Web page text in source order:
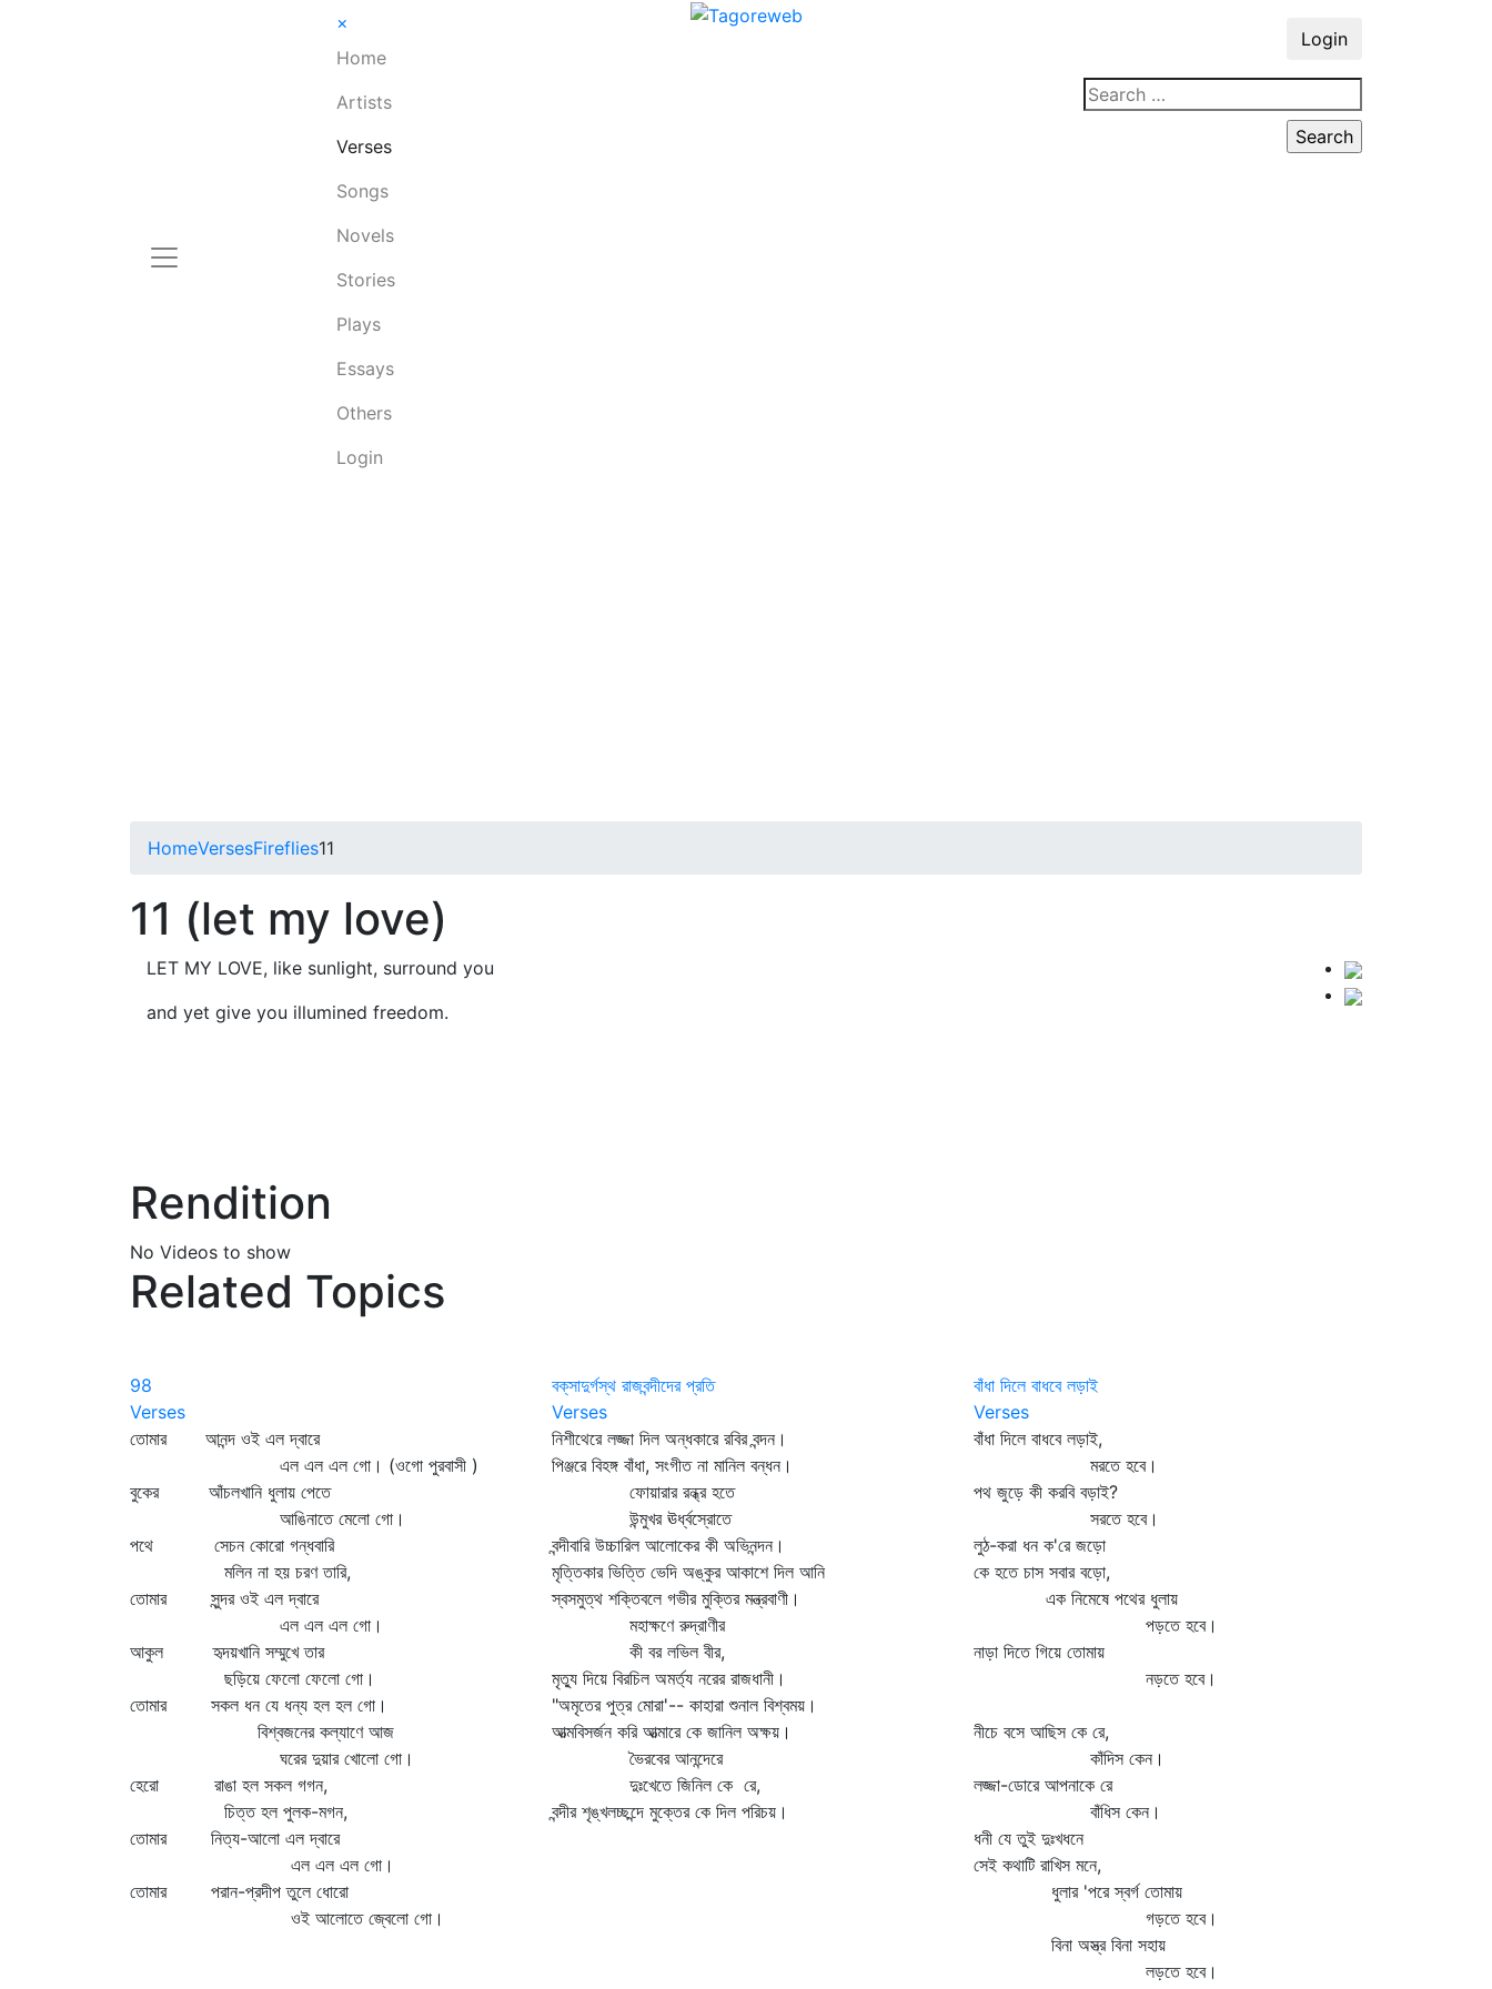
×
Home
Artists
Verses
Songs
Novels
Stories
Plays
Essays
Others
Login
Login
HomeVersesFireflies11
11 (let my love)
LET MY LOVE, like sunlight, surround you
and yet give you illumined freedom.
Rendition
No Videos to show
Related Topics
98
Verses
তোমার আনন্দ ওই এল দ্বারে
এল এল এল গো। (ওগো পুরবাসী )
বুকের আঁচলখানি ধুলায় পেতে
আঙিনাতে মেলো গো।
পথে সেচন কোরো গন্ধবারি
মলিন না হয় চরণ তারি,
তোমার সুন্দর ওই এল দ্বারে
এল এল এল গো।
আকুল হৃদয়খানি সম্মুখে তার
ছড়িয়ে ফেলো ফেলো গো।
তোমার সকল ধন যে ধন্য হল হল গো।
বিশ্বজনের কল্যাণে আজ
ঘরের দুয়ার খোলো গো।
হেরো রাঙা হল সকল গগন,
চিত্ত হল পুলক-মগন,
তোমার নিত্য-আলো এল দ্বারে
এল এল এল গো।
তোমার পরান-প্রদীপ তুলে ধোরো
ওই আলোতে জ্বেলো গো।
বক্‌সাদুর্গস্থ রাজবন্দীদের প্রতি
Verses
নিশীথেরে লজ্জা দিল অন্ধকারে রবির বন্দন।
পিঞ্জরে বিহঙ্গ বাঁধা, সংগীত না মানিল বন্ধন।
ফোয়ারার রন্ধ্র হতে
উন্মুখর ঊর্ধ্বস্রোতে
বন্দীবারি উচ্চারিল আলোকের কী অভিনন্দন।
মৃত্তিকার ভিত্তি ভেদি অঙ্কুর আকাশে দিল আনি
স্বসমুত্থ শক্তিবলে গভীর মুক্তির মন্ত্রবাণী।
মহাক্ষণে রুদ্রাণীর
কী বর লভিল বীর,
মৃত্যু দিয়ে বিরচিল অমর্ত্য নরের রাজধানী।
"অমৃতের পুত্র মোরা'-- কাহারা শুনাল বিশ্বময়।
আত্মবিসর্জন করি আত্মারে কে জানিল অক্ষয়।
ভৈরবের আনন্দেরে
দুঃখেতে জিনিল কে রে,
বন্দীর শৃঙ্খলচ্ছন্দে মুক্তের কে দিল পরিচয়।
বাঁধা দিলে বাধবে লড়াই
Verses
বাঁধা দিলে বাধবে লড়াই,
মরতে হবে।
পথ জুড়ে কী করবি বড়াই?
সরতে হবে।
লুঠ-করা ধন ক'রে জড়ো
কে হতে চাস সবার বড়ো,
এক নিমেষে পথের ধুলায়
পড়তে হবে।
নাড়া দিতে গিয়ে তোমায়
নড়তে হবে।
নীচে বসে আছিস কে রে,
কাঁদিস কেন।
লজ্জা-ডোরে আপনাকে রে
বাঁধিস কেন।
ধনী যে তুই দুঃখধনে
সেই কথাটি রাখিস মনে,
ধুলার 'পরে স্বর্গ তোমায়
গড়তে হবে।
বিনা অস্ত্র বিনা সহায়
লড়তে হবে।